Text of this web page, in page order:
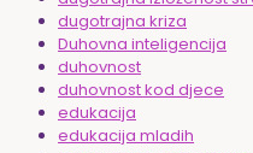
dugotrajna kriza
Duhovna inteligencija
duhovnost
duhovnost kod djece
edukacija
edukacija mladih